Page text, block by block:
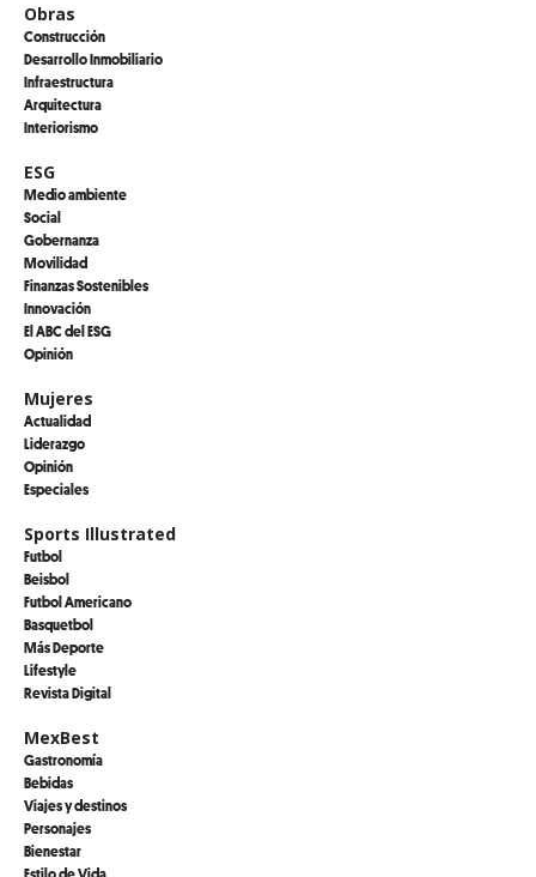
Obras
Construcción
Desarrollo Inmobiliario
Infraestructura
Arquitectura
Interiorismo
ESG
Medio ambiente
Social
Gobernanza
Movilidad
Finanzas Sostenibles
Innovación
El ABC del ESG
Opinión
Mujeres
Actualidad
Liderazgo
Opinión
Especiales
Sports Illustrated
Futbol
Beisbol
Futbol Americano
Basquetbol
Más Deporte
Lifestyle
Revista Digital
MexBest
Gastronomía
Bebidas
Viajes y destinos
Personajes
Bienestar